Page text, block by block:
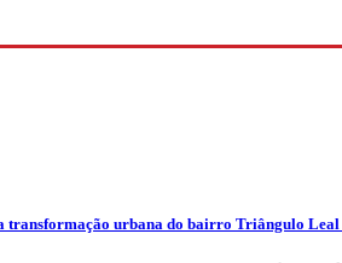
transformação urbana do bairro Triângulo